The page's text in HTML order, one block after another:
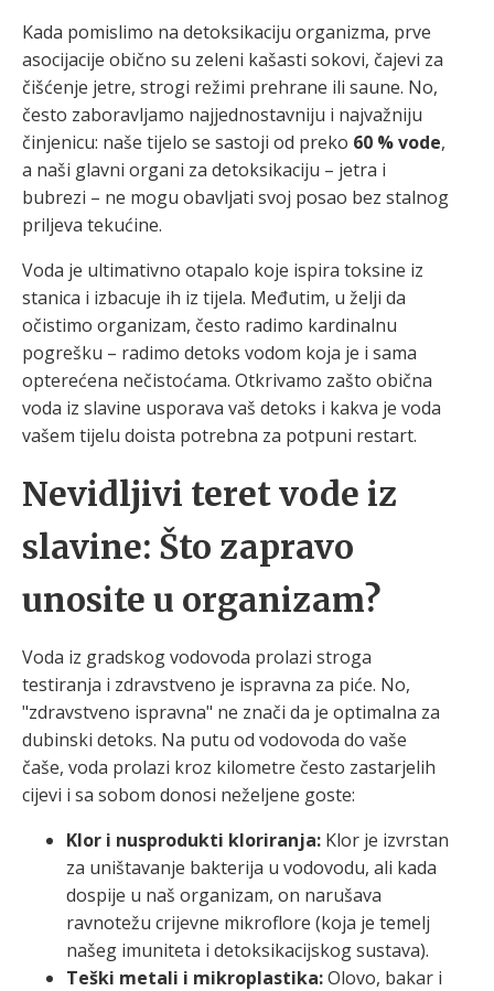
Kada pomislimo na detoksikaciju organizma, prve
asocijacije obično su zeleni kašasti sokovi, čajevi za
čišćenje jetre, strogi režimi prehrane ili saune. No,
često zaboravljamo najjednostavniju i najvažniju
činjenicu: naše tijelo se sastoji od preko 60 % vode,
a naši glavni organi za detoksikaciju – jetra i
bubrezi – ne mogu obavljati svoj posao bez stalnog
priljeva tekućine.
Voda je ultimativno otapalo koje ispira toksine iz
stanica i izbacuje ih iz tijela. Međutim, u želji da
očistimo organizam, često radimo kardinalnu
pogrešku – radimo detoks vodom koja je i sama
opterećena nečistoćama. Otkrivamo zašto obična
voda iz slavine usporava vaš detoks i kakva je voda
vašem tijelu doista potrebna za potpuni restart.
Nevidljivi teret vode iz
slavine: Što zapravo
unosite u organizam?
Voda iz gradskog vodovoda prolazi stroga
testiranja i zdravstveno je ispravna za piće. No,
"zdravstveno ispravna" ne znači da je optimalna za
dubinski detoks. Na putu od vodovoda do vaše
čaše, voda prolazi kroz kilometre često zastarjelih
cijevi i sa sobom donosi neželjene goste:
Klor i nusprodukti kloriranja: Klor je izvrstan
za uništavanje bakterija u vodovodu, ali kada
dospije u naš organizam, on narušava
ravnotežu crijevne mikroflore (koja je temelj
našeg imuniteta i detoksikacijskog sustava).
Teški metali i mikroplastika:Olovo, bakar i